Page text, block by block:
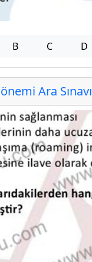
B C D
Ara Sınavı